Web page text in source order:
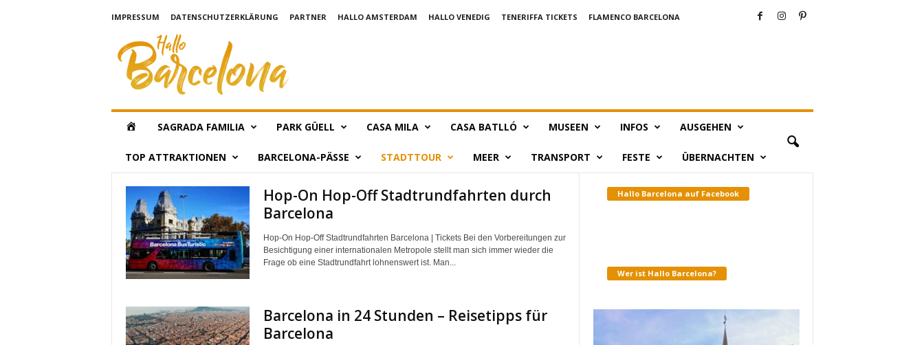
IMPRESSUM DATENSCHUTZERKLÄRUNG PARTNER HALLO AMSTERDAM HALLO VENEDIG TENERIFFA TICKETS
FLAMENCO BARCELONA
l
A
L
L
O
B
A
R
SAGRADA FAMILIA PARK GÜELL CASA MILA CASA BATLLÓ MUSEEN INFOS AUSGEHEN
TOP ATTRAKTIONEN BARCELONA-PÄSSE STADTTOUR MEER TRANSPORT FESTE ÜBERNACHTEN
Hop-On Hop-Off Stadtrundfahrten durch
Barcelona
Hop-On Hop-Off Stadtrundfahrten Barcelona | Tickets Bei den Vorbereitungen zur
Besichtigung einer internationalen Metropole stellt man sich immer wieder die
Frage ob eine Stadtrundfahrt lohnenswert ist. Man...
Barcelona in 24 Stunden – Reisetipps für
Barcelona
Hallo Barcelona auf Facebook
Wer ist Hallo Barcelona?